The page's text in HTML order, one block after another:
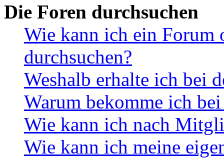
Die Foren durchsuchen
Wie kann ich ein Forum
durchsuchen?
Weshalb erhalte ich bei
Warum bekomme ich
Wie kann ich nach
Wie kann ich meine